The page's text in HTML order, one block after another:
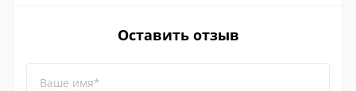
Оставить отзыв
Ваше имя*